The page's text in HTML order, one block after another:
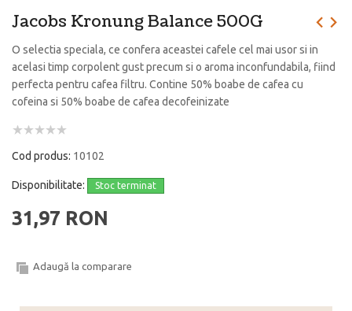
Jacobs Kronung Balance 500G
O selectia speciala, ce confera aceastei cafele cel mai usor si in
acelasi timp corpolent gust precum si o aroma inconfundabila, fiind
perfecta pentru cafea filtru. Contine 50% boabe de cafea cu
cofeina si 50% boabe de cafea decofeinizate
Cod produs: 10102
Disponibilitate: Stoc terminat
31,97 RON
Adaugă la comparare